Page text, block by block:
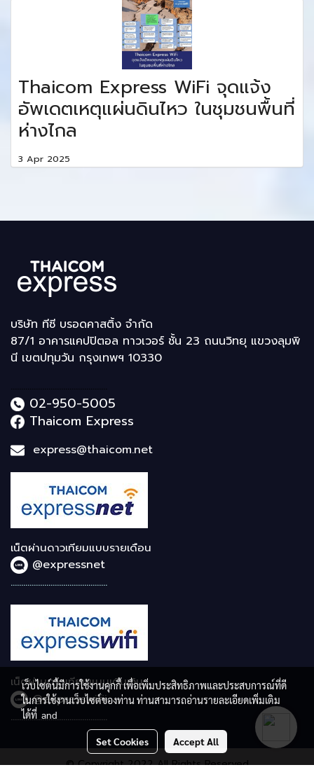
Thaicom Express WiFi จุดแจ้ง
อัพเดตเหตุแผ่นดินไหว ในชุมชนพื้นที่
ห่างไกล
3 Apr 2025
บริษัท ทีซี บรอดคาสติ้ง จำกัด
87/1 อาคารแคปปิตอล ทาวเวอร์ ชั้น 23 ถนนวิทยุ แขวงลุมพิ
นี เขตปทุมวัน กรุงเทพฯ 10330
..............................................
02-950-5005
Thaicom Express
express@thaicom.net
เน็ตผ่านดาวเทียมแบบรายเดือน
@expressnet
..............................................
เน็ตผ่านดาวเทียมแบบเติมเงิน
@expresswifii
..............................................
© Copyright 2022 All Rights Reserved
เว็บไซต์นี้มีการใช้งานคุกกี้ เพื่อเพิ่มประสิทธิภาพและประสบการณ์ที่ดี
ในการใช้งานเว็บไซต์ของท่าน ท่านสามารถอ่านรายละเอียดเพิ่มเติม
ได้ที่ and
Set Cookies Accept All